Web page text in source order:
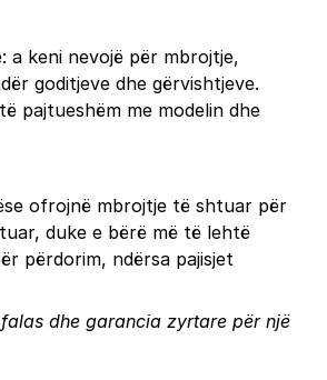
a keni nevojë për mbrojtje,
goditjeve dhe gërvishtjeve.
pajtueshëm me modelin dhe
ofrojnë mbrojtje të shtuar për
duke e bërë më të lehtë
përdorim, ndërsa pajisjet
dhe garancia zyrtare për një